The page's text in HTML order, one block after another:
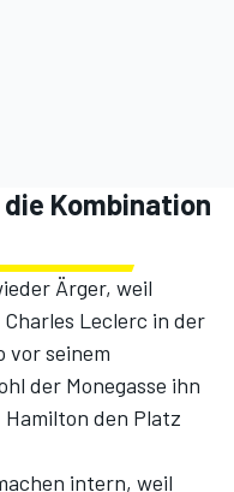
Kombination
Ärger, weil
Leclerc in der
vor seinem
der Monegasse ihn
den Platz
intern, weil